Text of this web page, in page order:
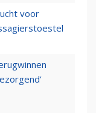
voor